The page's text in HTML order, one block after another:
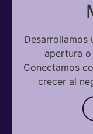
Desarrollamos
apertura
Conectamos
crecer al